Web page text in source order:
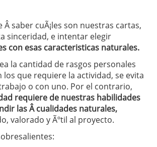
Â saber cuÃ¡les son nuestras cartas,
sinceridad, e intentar elegir
con esas caracteristicas naturales.
la cantidad de rasgos personales
los que requiere la actividad, se evita
o con uno. Por el contrario,
requiere de nuestras habilidades
las Â cualidades naturales,
valorado y Ãºtil al proyecto.